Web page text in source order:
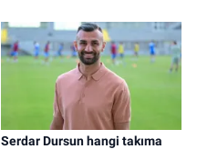
Serdar Dursun hangi takıma